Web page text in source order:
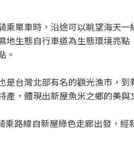
乘單車時，沿途可以眺望海天
生態自行車道為生態環境亮
。
台灣北部有名的觀光漁市，
，體現出新屋魚米之鄉的美與
乘路線自新屋綠色走廊出發，